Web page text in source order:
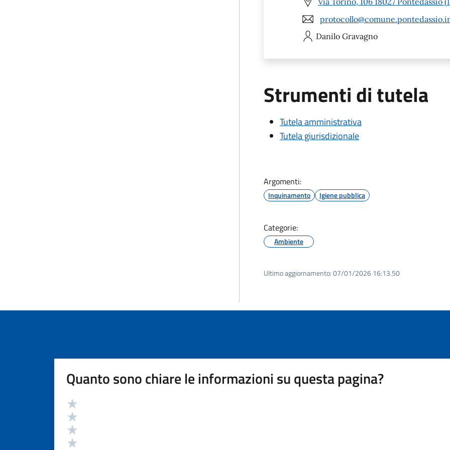
Danilo Gravagno
Strumenti di tutela
Tutela amministrativa
Tutela giurisdizionale
Argomenti:
Inquinamento Igiene pubblica
Categorie:
Ambiente
Ultimo aggiornamento:07/01/2026 16:13.50
Quanto sono chiare le informazioni su questa pagina?
Valutazione